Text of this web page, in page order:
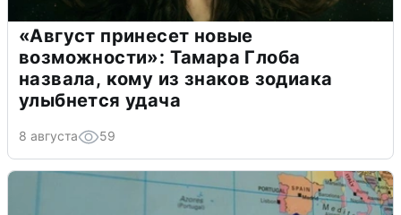
«Август принесет новые
возможности»: Тамара Глоба
назвала, кому из знаков зодиака
улыбнется удача
8 августа 59